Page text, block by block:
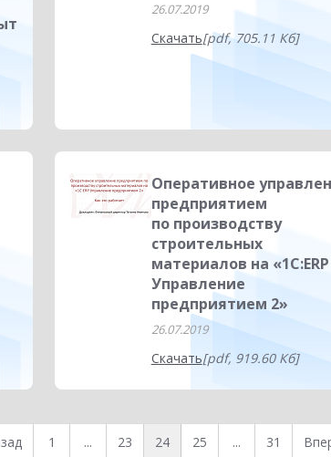
26.07.2019
Скачать[pdf, 705.11 Кб]
Оперативное
предприятием
по производству
строительных
материалов на «1С:ERP
Управление
предприятием 2»
26.07.2019
Скачать[pdf, 919.60 Кб]
1 ... 23 24 25 ... 31